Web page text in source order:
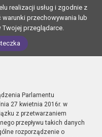
realizacji usług i zgodnie z
przechowywania lub
przeglądarce.
Parlamentu
27 kwietnia 2016r. w
z przetwarzaniem
przepływu takich danych
rozporządzenie o